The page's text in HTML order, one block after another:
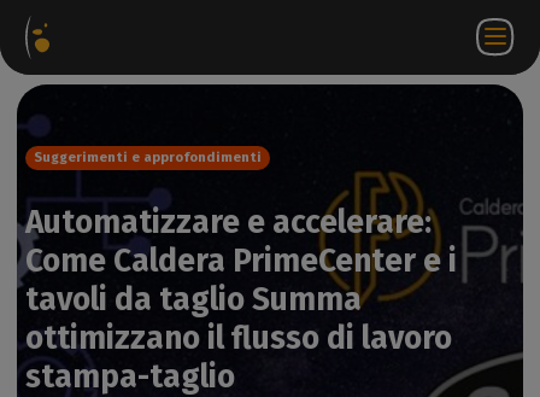
IT
Suggerimenti e approfondimenti
Automatizzare e accelerare:
Come Caldera PrimeCenter e i
tavoli da taglio Summa
ottimizzano il flusso di lavoro
stampa-taglio